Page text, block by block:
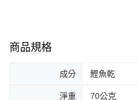
商品規格
成分 鰹魚乾
淨重 70公克